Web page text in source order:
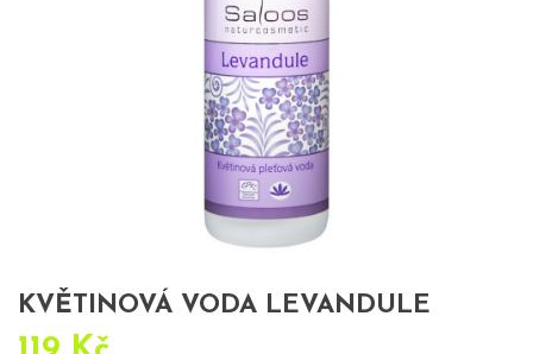
KVĚTINOVÁ VODA LEVANDULE